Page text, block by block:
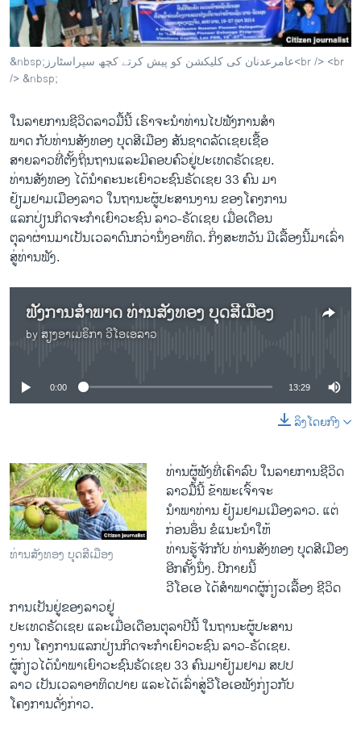
ພາສາອັງກິດ
ວີດີໂອ
ສຽງ
ລາຍງານ
ຕິດຕາມພວກເຮົາ ທີ່
ພາສາຕ່າງໆ
&nbsp;عامرعدنان کی کلیکشن کو پیش کرتے کچھ سپراسٹارز<br /> <br
/> &nbsp;
ໃນລາຍການ​ຊີ​ວິດ​ລາວ​ມື້​ນີ້ ​ເຮົາ​ຈະ​ນຳ​ທ່ານ​ໄປຟັງ​ການ​ສຳ
ພາດ ກັບທ່ານສັງ​ທອງ ບຸດ​ສີ​ເມືອງ ສັນ​ຊາດ​ລັດ​ເຊຍ​ເຊື້ອ
​ສາຍ​ລາວ​ທີ່​ຕັ້ງ​ຖິ່ນ​ຖານແລະ​ມີຄອບຄົວ​ຢູ່ປະເທດຣັດ​ເຊຍ.
ທ່ານ​ສັງ​ທອງ ​ໄດ້​ນຳ​ຄະນະ​ເຍົາວະ​ຊົນຣັ​ດ​ເຊຍ 33 ຄົນ ມາ
ຢ້ຽມຢາມ​ເມືອງ​ລາວ ໃນ​ຖານະຜູ້ປະສາ​ນງານ​ ​ຂອງໂຄ​ງການ​
ແລກປ່ຽນກິດຈະກຳເຍົາວະ​ຊົນ ລາວ-ຣັດ​ເຊຍ ເມື່ອ​ເດືອນ​
ຕຸລາຜ່ານ​ມາເປັນເວລາດົນ​ກວ່າ​ນຶ່ງ​ອາທິດ. ກິ່ງ​ສະຫວັນ ມີ​ເລື້ອງ​ນີ້​ມາ​ເລົ່າ​
ສູ່​ທ່ານຟັງ.
ຟັງການສຳພາດ ທ່ານສັງທອງ ບຸດສີເມືອງ
by ສຽງອາເມຣິກາ ວີໂອເອລາວ
No media source currently available
0:00 13:29
ລິງໂດຍກົງ
ທ່ານສັງທອງ ບຸດສີເມືອງ
ທ່ານ​ຜູ້​ຟັງ​ທີ່​ເຄົາລົບ ​ໃນລາຍການ​ຊີວິດ​
ລາວ​ມື້​ນີ້ ຂ້​າພະ​ເຈົ້າ​ຈະ​
ນຳພາ​ທ່ານ ຢ້ຽມ​ຢາມ​ເມືອງ​ລາວ. ​ແຕ່​
ກ່ອນ​ອຶ່ນ ຂໍ​ແນະນຳ​ໃຫ້
​ທ່ານຮູ້ຈັກ​ກັບ ທ່ານ​ສັງ​ທອງ ບຸດ​ສີ​ເມືອງ
ອີກ​ຄັ້ງ​ນຶ່ງ. ປີ​ກາຍນີ້
ວີ​ໂອ​ເອ ​ໄດ້ສຳພາດຜູ້ກ່ຽວເລື້ອງ ຊີວິດ
ການ​ເປັນ​ຢູ່​ຂອງລາວຢູ່​
ປະ​ເທດຣັດ​ເຊຍ ​ແລະ​ເມື່ອ​ເດືອນຕຸລາ​ປີ​ນີ້ ໃນ​ຖານະ​ຜູ້​ປະສານ​
ງານ ​ໂຄງການ​ແລກປ່ຽນກິດຈະກຳເຍົາວະ​ຊົນ ລາວ-ຣັດ​ເຊຍ.
ຜູ້ກ່ຽວໄດ້ນຳພາ​ເຍົາວະ​ຊົນຣັດ​ເຊຍ 33 ຄົນມາຢ້ຽມຢາມ ສປປ
ລາວ ເປັນ​ເວລາອາທິດປາຍ ​ແລະໄດ້​ເລົ່າ​ສູ່​ວີໂອ​ເອຟັງກ່ຽວກັບ
ໂຄງການ​ດັ່ງກ່າວ.